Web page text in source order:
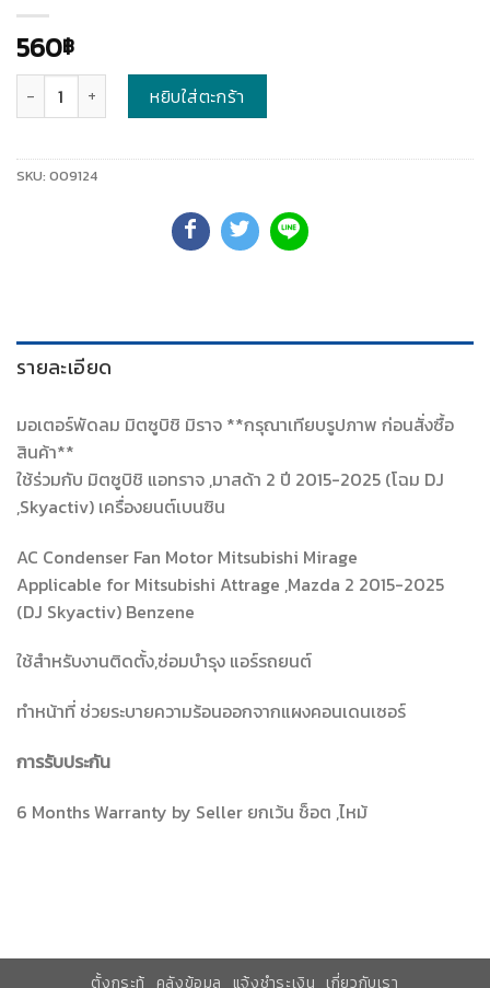
560฿
หยิบใส่ตะกร้า
SKU: 009124
รายละเอียด
มอเตอร์พัดลม มิตซูบิชิ มิราจ **กรุณาเทียบรูปภาพ ก่อนสั่งซื้อ
สินค้า**
ใช้ร่วมกับ มิตซูบิชิ แอทราจ ,มาสด้า 2 ปี 2015-2025 (โฉม DJ
,Skyactiv) เครื่องยนต์เบนซิน
AC Condenser Fan Motor Mitsubishi Mirage
Applicable for Mitsubishi Attrage ,Mazda 2 2015-2025
(DJ Skyactiv) Benzene
ใช้สำหรับงานติดตั้ง,ซ่อมบำรุง แอร์รถยนต์
ทำหน้าที่ ช่วยระบายความร้อนออกจากแผงคอนเดนเซอร์
การรับประกัน
6 Months Warranty by Seller ยกเว้น ช็อต ,ไหม้
ตั้งกระทู้ คลังข้อมูล แจ้งชำระเงิน เกี่ยวกับเรา